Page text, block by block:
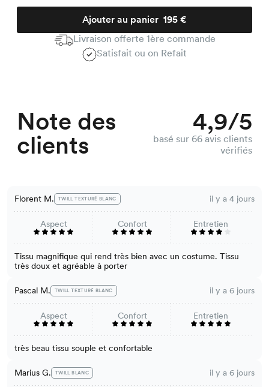
Ajouter au panier
Livraison offerte 1ère commande
Satisfait ou on Refait
Note des
clients
4,9/5
basé sur 66 avis clients
vérifiés
Florent M. TWILL TEXTURÉ BLANC il y a 4 jours
Aspect Confort Entretien
Tissu magnifique qui rend très bien avec un costume. Tissu
très doux et agréable à porter
Pascal M. TWILL TEXTURÉ BLANC il y a 6 jours
Aspect Confort Entretien
très beau tissu souple et confortable
Marius G. TWILL BLANC il y a 6 jours